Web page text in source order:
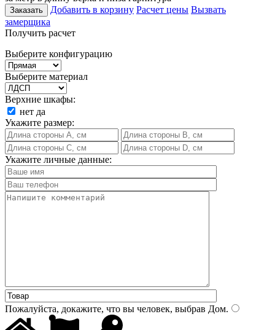
Заказать Добавить в корзину Расчет цены Вызвать
замерщика
Получить расчет
Выберите конфигурацию
Выберите материал
Верхние шкафы:
нет да
Укажите размер:
Укажите личные данные:
Пожалуйста, докажите, что вы человек, выбрав Дом.